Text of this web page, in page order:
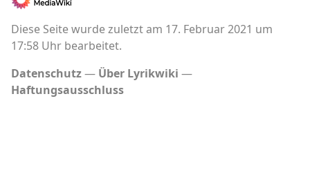
Diese Seite wurde zuletzt am 17. Februar 2021 um
17:58 Uhr bearbeitet.
Datenschutz
Über Lyrikwiki
Haftungsausschluss